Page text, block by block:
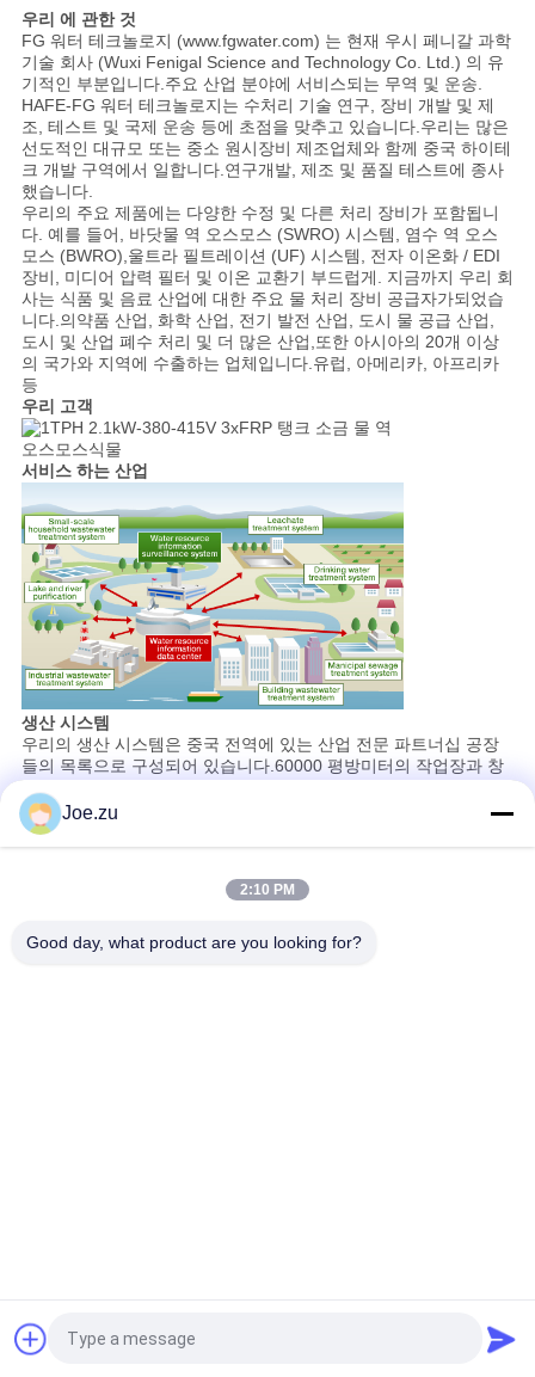
우리 에 관한 것
FG 워터 테크놀로지 (www.fgwater.com) 는 현재 우시 페니갈 과학
기술 회사 (Wuxi Fenigal Science and Technology Co. Ltd.) 의 유
기적인 부분입니다.주요 산업 분야에 서비스되는 무역 및 운송.
HAFE-FG 워터 테크놀로지는 수처리 기술 연구, 장비 개발 및 제
조, 테스트 및 국제 운송 등에 초점을 맞추고 있습니다.우리는 많은
선도적인 대규모 또는 중소 원시장비 제조업체와 함께 중국 하이테
크 개발 구역에서 일합니다.연구개발, 제조 및 품질 테스트에 종사
했습니다.
우리의 주요 제품에는 다양한 수정 및 다른 처리 장비가 포함됩니
다. 예를 들어, 바닷물 역 오스모스 (SWRO) 시스템, 염수 역 오스
모스 (BWRO),울트라 필트레이션 (UF) 시스템, 전자 이온화 / EDI
장비, 미디어 압력 필터 및 이온 교환기 부드럽게. 지금까지 우리 회
사는 식품 및 음료 산업에 대한 주요 물 처리 장비 공급자가되었습
니다.의약품 산업, 화학 산업, 전기 발전 산업, 도시 물 공급 산업,
도시 및 산업 폐수 처리 및 더 많은 산업,또한 아시아의 20개 이상
의 국가와 지역에 수출하는 업체입니다.유럽, 아메리카, 아프리카
등
우리 고객
서비스 하는 산업
생산 시스템
우리의 생산 시스템은 중국 전역에 있는 산업 전문 파트너십 공장
들의 목록으로 구성되어 있습니다.60000 평방미터의 작업장과 창
고와 1500 평방 미터 규모의 사무실 건물입니다.그래서 우리는 모
든 종류의 수분 정화 및 하수 처리 애플리케이션에 대한 완벽한 솔
루션을 제공할 수 있습니다.
설립 이래로, 회사는 항상 품질을 우리의 사업의 생명으로 간주했
요소만을 선택합니다.우리 시스템은 사용하기 쉽고 유지 관리가 쉽
습니다.
우리 공장
Joe.zu
2:10 PM
Good day, what product are you looking for?